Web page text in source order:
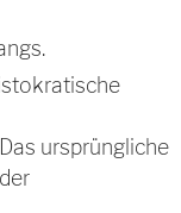
ursprüngliche